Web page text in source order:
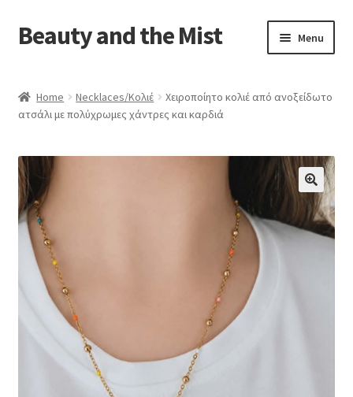
Skip
to
Skip
to
Beauty and the Mist Menu
Cart
Checkout
My account
Privacy Policy
Home Necklaces/Κολιέ
Χειροποίητο κολιέ από ανοξείδωτο
ατσάλι με πολύχρωμες χάντρες και καρδιά